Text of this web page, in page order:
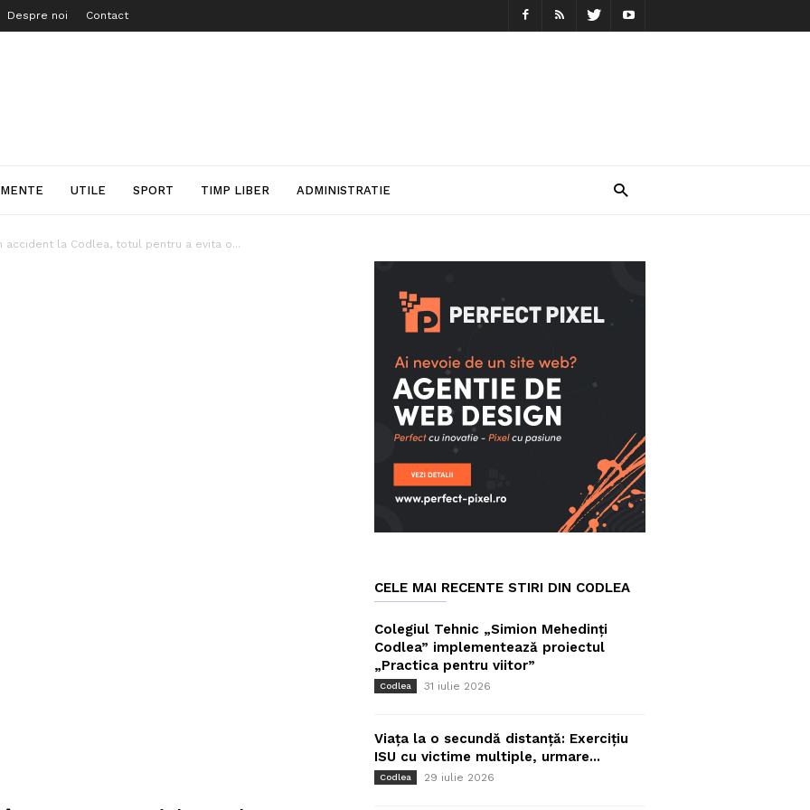
Despre noi Contact
UTILE SPORT TIMP LIBER ADMINISTRATIE
accident la Codlea, totul pentru a evita o...
CELE MAI RECENTE STIRI DIN CODLEA
Colegiul Tehnic „Simion Mehedinți
Codlea” implementează proiectul
„Practica pentru viitor”
Codlea 31 iulie 2026
Viața la o secundă distanță: Exercițiu
ISU cu victime multiple, urmare...
Codlea 29 iulie 2026